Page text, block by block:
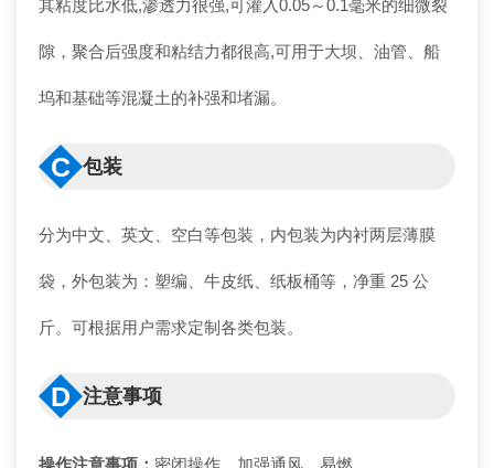
其粘度比水低,渗透力很强,可灌入0.05～0.1毫米的细微裂
隙，聚合后强度和粘结力都很高,可用于大坝、油管、船
坞和基础等混凝土的补强和堵漏。
C 包装
分为中文、英文、空白等包装，内包装为内衬两层薄膜
袋，外包装为：塑编、牛皮纸、纸板桶等，净重 25 公
斤。可根据用户需求定制各类包装。
D 注意事项
操作注意事项： 密闭操作，加强通风。易燃